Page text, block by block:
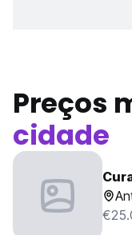
Preços
cidade